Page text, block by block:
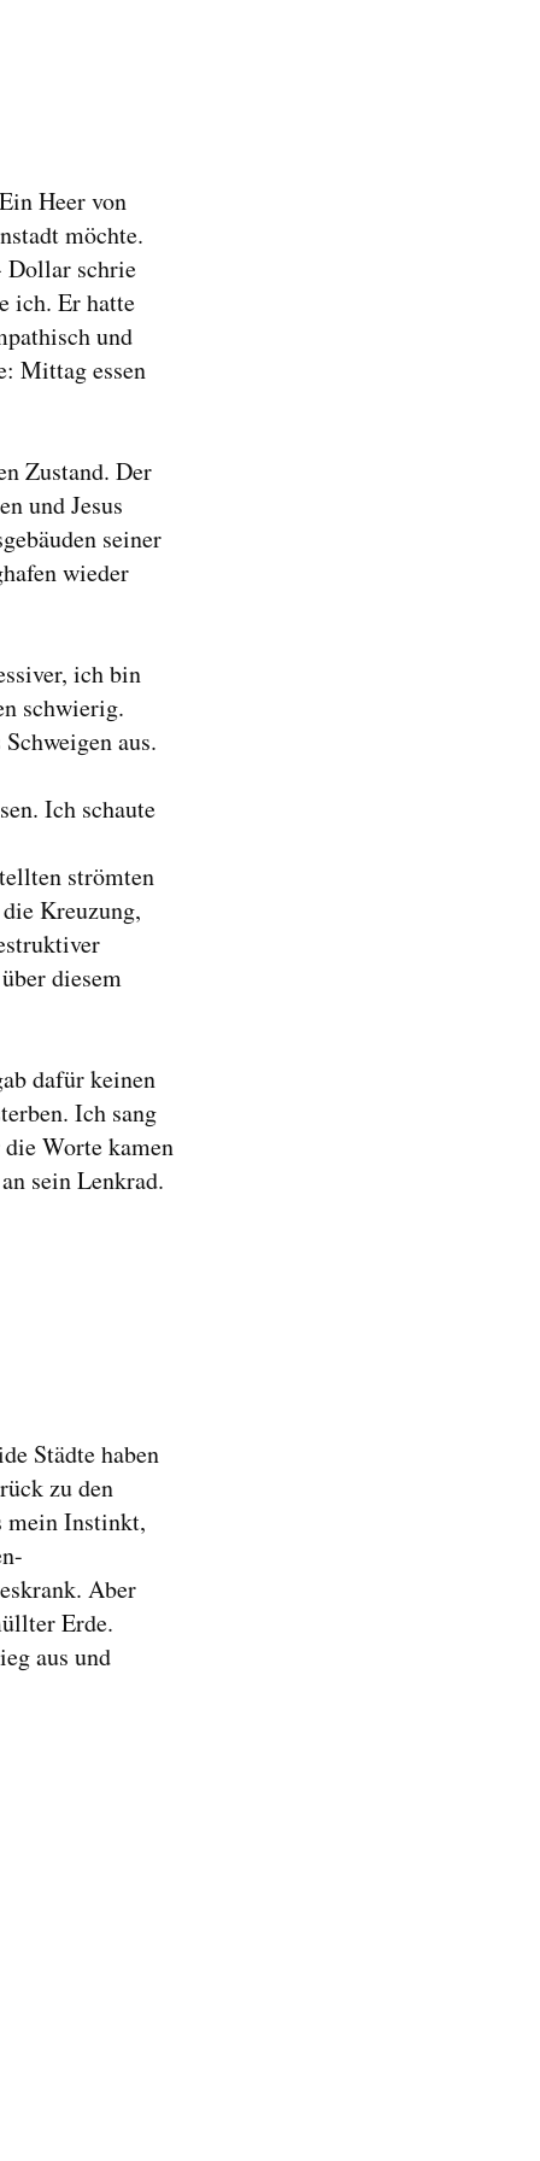
Heer von
möchte.
Dollar schrie
ich. Er hatte
und
Mittag essen
Zustand. Der
und Jesus
seiner
wieder
ich bin
schwierig.
aus.
Ich schaute
strömten
Kreuzung,
diesem
dafür keinen
Ich sang
Worte kamen
sein Lenkrad.
Städte haben
zu den
mein Instinkt,
Aber
Erde.
aus und